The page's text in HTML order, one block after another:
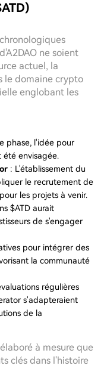
ne soient
actuel, la
le domaine crypto
englobant les
phase, l'idée pour
été envisagée.
: L'établissement du
le recrutement de
les projets à venir.
$ATD aurait
de s'engager
pour intégrer des
la communauté
régulières
s'adapteraient
de la
à mesure que
clés dans l'histoire